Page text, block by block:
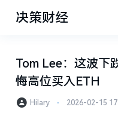
决策财经
Tom Lee：这波下
悔高位买入ETH
Hilary ⋅ 2026-02-15